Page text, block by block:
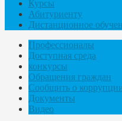
Курсы
Абитуриенту
Дистанционное
Профессионалы
Доступная среда
конкурсы
Обращения граждан
Сообщить о
Документы
Видео